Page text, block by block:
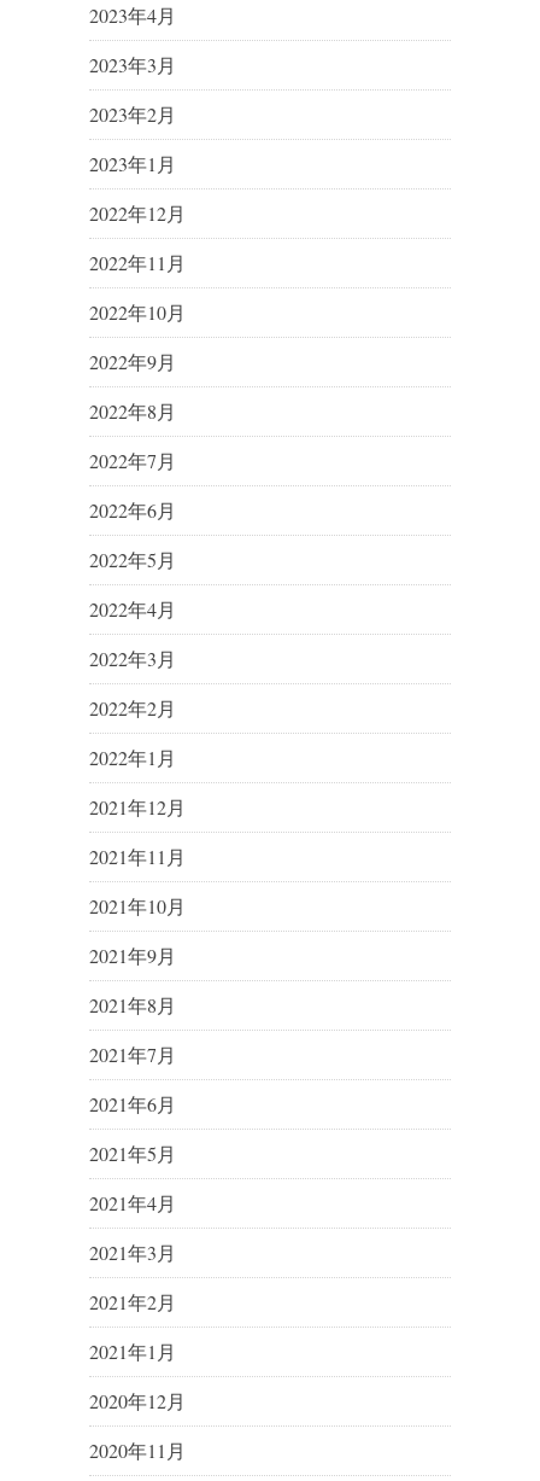
2023年4月
2023年3月
2023年2月
2023年1月
2022年12月
2022年11月
2022年10月
2022年9月
2022年8月
2022年7月
2022年6月
2022年5月
2022年4月
2022年3月
2022年2月
2022年1月
2021年12月
2021年11月
2021年10月
2021年9月
2021年8月
2021年7月
2021年6月
2021年5月
2021年4月
2021年3月
2021年2月
2021年1月
2020年12月
2020年11月